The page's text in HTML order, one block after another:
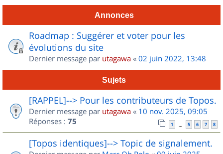
Annonces
Roadmap : Suggérer et voter pour les
évolutions du site
Dernier message par utagawa « 02 juin 2022, 13:48
Sujets
[RAPPEL]--> Pour les contributeurs de Topos.
Dernier message par utagawa « 10 nov. 2025, 09:05
Réponses : 75 1 … 5 6 7 8
[Topos identiques]--> Topic de signalement.